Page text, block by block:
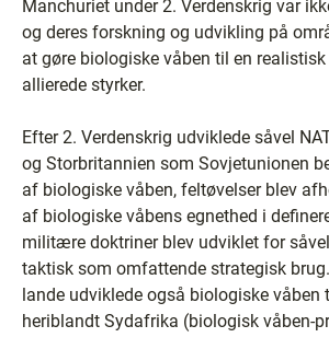
Manchuriet under 2. Verdenskrig var
og deres forskning og udvikling på
at gøre biologiske våben til en
allierede styrker.
Efter 2. Verdenskrig udviklede såvel
og Storbritannien som Sovjetunionen
af biologiske våben, feltøvelser blev
af biologiske våbens egnethed i
militære doktriner blev udviklet for
taktisk som omfattende strategisk
lande udviklede også biologiske våben
heriblandt Sydafrika (biologisk våben-